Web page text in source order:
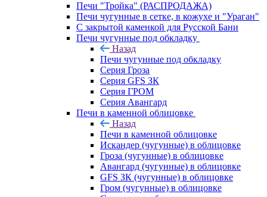
Печи "Тройка" (РАСПРОДАЖА)
Печи чугунные в сетке, в кожухе и "Ураган"
С закрытой каменкой для Русской Бани
Печи чугунные под обкладку
Назад
Печи чугунные под обкладку
Серия Гроза
Серия GFS ЗК
Серия ГРОМ
Серия Авангард
Печи в каменной облицовке
Назад
Печи в каменной облицовке
Искандер (чугунные) в облицовке
Гроза (чугунные) в облицовке
Авангард (чугунные) в облицовке
GFS ЗК (чугунные) в облицовке
Гром (чугунные) в облицовке